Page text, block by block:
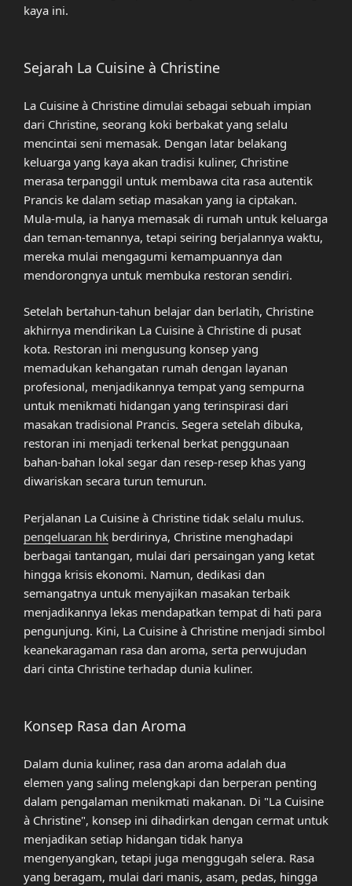
kaya ini.
Sejarah La Cuisine à Christine
La Cuisine à Christine dimulai sebagai sebuah impian
dari Christine, seorang koki berbakat yang selalu
mencintai seni memasak. Dengan latar belakang
keluarga yang kaya akan tradisi kuliner, Christine
merasa terpanggil untuk membawa cita rasa autentik
Prancis ke dalam setiap masakan yang ia ciptakan.
Mula-mula, ia hanya memasak di rumah untuk keluarga
dan teman-temannya, tetapi seiring berjalannya waktu,
mereka mulai mengagumi kemampuannya dan
mendorongnya untuk membuka restoran sendiri.
Setelah bertahun-tahun belajar dan berlatih, Christine
akhirnya mendirikan La Cuisine à Christine di pusat
kota. Restoran ini mengusung konsep yang
memadukan kehangatan rumah dengan layanan
profesional, menjadikannya tempat yang sempurna
untuk menikmati hidangan yang terinspirasi dari
masakan tradisional Prancis. Segera setelah dibuka,
restoran ini menjadi terkenal berkat penggunaan
bahan-bahan lokal segar dan resep-resep khas yang
diwariskan secara turun temurun.
Perjalanan La Cuisine à Christine tidak selalu mulus.
pengeluaran hk berdirinya, Christine menghadapi
berbagai tantangan, mulai dari persaingan yang ketat
hingga krisis ekonomi. Namun, dedikasi dan
semangatnya untuk menyajikan masakan terbaik
menjadikannya lekas mendapatkan tempat di hati para
pengunjung. Kini, La Cuisine à Christine menjadi simbol
keanekaragaman rasa dan aroma, serta perwujudan
dari cinta Christine terhadap dunia kuliner.
Konsep Rasa dan Aroma
Dalam dunia kuliner, rasa dan aroma adalah dua
elemen yang saling melengkapi dan berperan penting
dalam pengalaman menikmati makanan. Di "La Cuisine
à Christine", konsep ini dihadirkan dengan cermat untuk
menjadikan setiap hidangan tidak hanya
mengenyangkan, tetapi juga menggugah selera. Rasa
yang beragam, mulai dari manis, asam, pedas, hingga